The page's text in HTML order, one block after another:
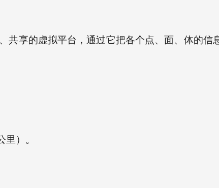
共享的虚拟平台，通过它把各个点、面、体的信
里）。